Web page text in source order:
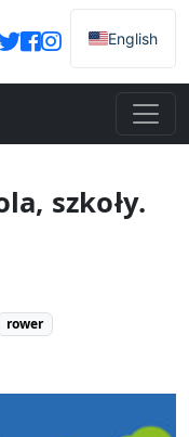
English
szkoły.
rower